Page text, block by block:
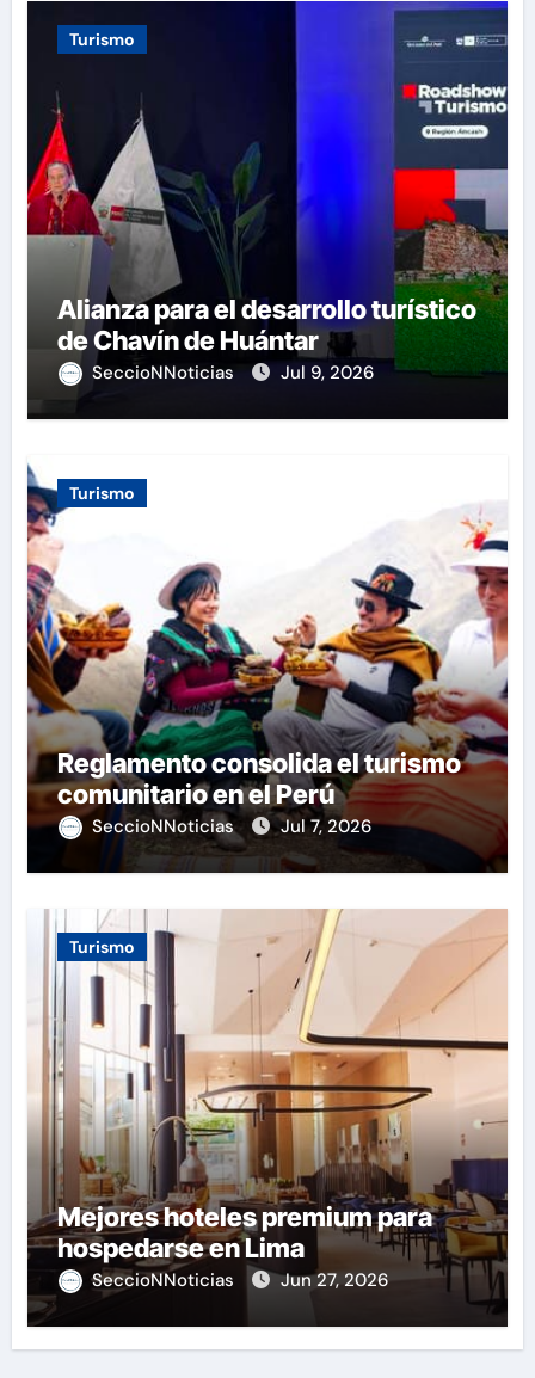
Turismo
Alianza para el desarrollo turístico
de Chavín de Huántar
SeccioNNoticias Jul 9, 2026
Turismo
Reglamento consolida el turismo
comunitario en el Perú
SeccioNNoticias Jul 7, 2026
Turismo
Mejores hoteles premium para
hospedarse en Lima
SeccioNNoticias Jun 27, 2026